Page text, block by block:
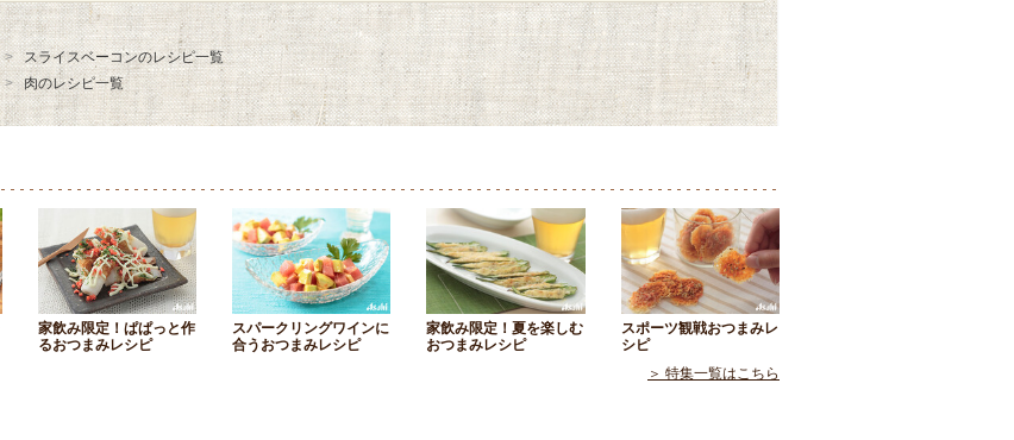
スライスベーコンのレシピ一覧
肉のレシピ一覧
家飲み限定！ぱぱっと作
るおつまみレシピ
スパークリングワインに
合うおつまみレシピ
家飲み限定！夏を楽しむ
おつまみレシピ
スポーツ観戦おつまみレ
シピ
＞ 特集一覧はこちら